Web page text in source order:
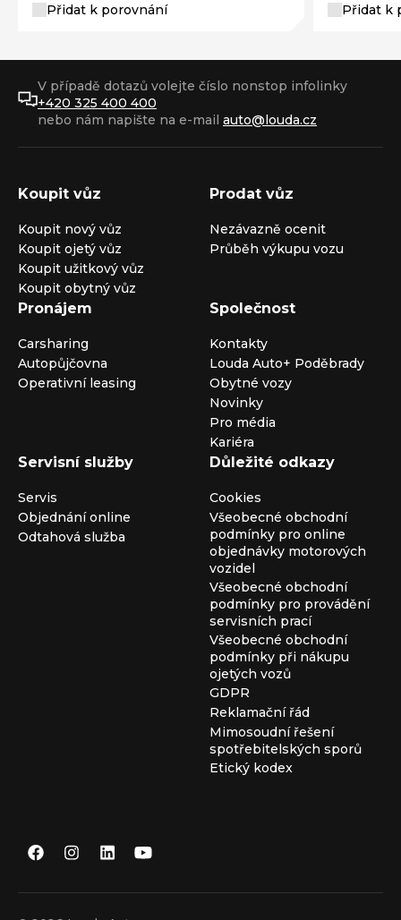
Přidat k porovnání Přidat k
V případě dotazů volejte číslo nonstop infolinky
+420 325 400 400
nebo nám napište na e-mail auto@louda.cz
Koupit vůz
Koupit nový vůz
Koupit ojetý vůz
Koupit užitkový vůz
Koupit obytný vůz
Prodat vůz
Nezávazně ocenit
Průběh výkupu vozu
Pronájem
Carsharing
Autopůjčovna
Operativní leasing
Společnost
Kontakty
Louda Auto+ Poděbrady
Obytné vozy
Novinky
Pro média
Kariéra
Servisní služby
Servis
Objednání online
Odtahová služba
Důležité odkazy
Cookies
Všeobecné obchodní
podmínky pro online
objednávky motorových
vozidel
Všeobecné obchodní
podmínky pro provádění
servisních prací
Všeobecné obchodní
podmínky při nákupu
ojetých vozů
GDPR
Reklamační řád
Mimosoudní řešení
spotřebitelských sporů
Etický kodex